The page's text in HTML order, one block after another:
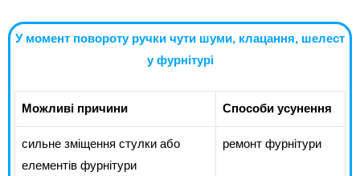
У момент повороту ручки чути шуми, клацання, шелест
у фурнітурі
Можливі причини Способи усунення
сильне зміщення стулки або
елементів фурнітури
ремонт фурнітури